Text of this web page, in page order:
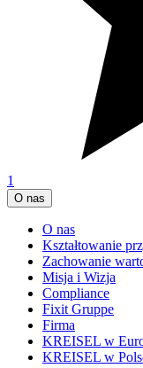
1
O nas
O nas
Kształtowanie
Zachowanie
Misja i Wizja
Compliance
Fixit Gruppe
Firma
KREISEL w
KREISEL w